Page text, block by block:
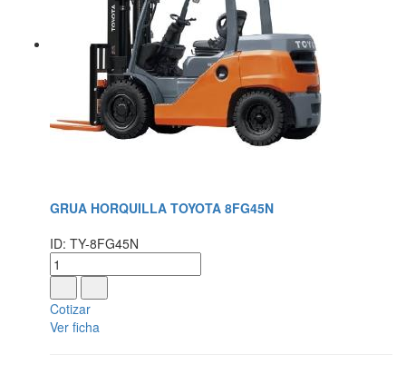
GRUA HORQUILLA TOYOTA 8FG45N
ID: TY-8FG45N
Cotizar
Ver ficha